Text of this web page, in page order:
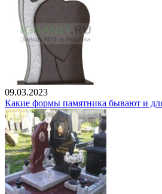
09.03.2023
Какие формы памятника бывают и